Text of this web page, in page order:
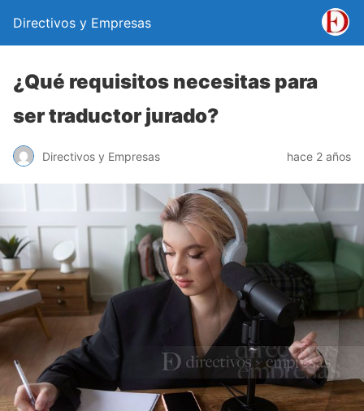
Directivos y Empresas
¿Qué requisitos necesitas para
ser traductor jurado?
Directivos y Empresas hace 2 años